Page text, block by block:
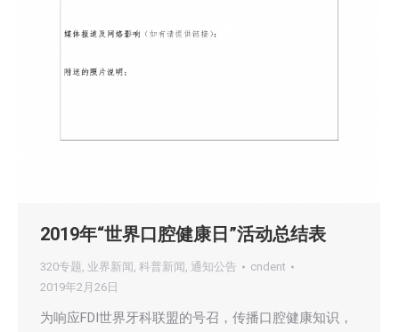
2019年“世界口腔健康日”活动总结表
320专题, 业界新闻 , 科普新闻 , 通知公告
cndent
2019年2月26日
为响应FDI世界牙科联盟的号召，传播口腔健康知识，